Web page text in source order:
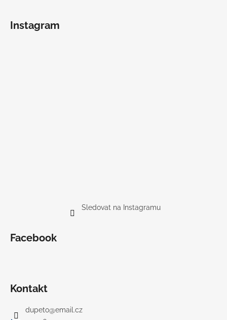
Instagram
Sledovat na Instagramu
Facebook
Kontakt
dupeto@email.cz